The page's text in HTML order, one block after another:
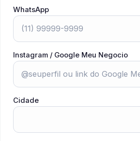
WhatsApp
Instagram / Google Meu Negocio
Cidade